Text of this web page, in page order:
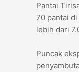
Pantai
70 pantai
lebih dari
Puncak